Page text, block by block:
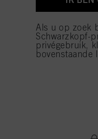
Als u op zoek
Schwarzkopf-
privégebruik,
bovenstaande
te kunnen bieden..